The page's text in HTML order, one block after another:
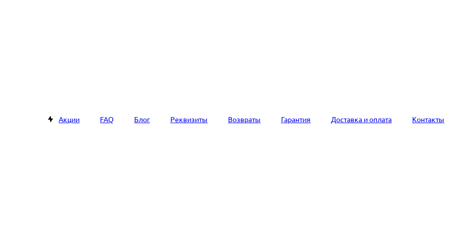
Акции FAQ Блог Реквизиты Возвраты Гарантия Доставка и оплата Контакты